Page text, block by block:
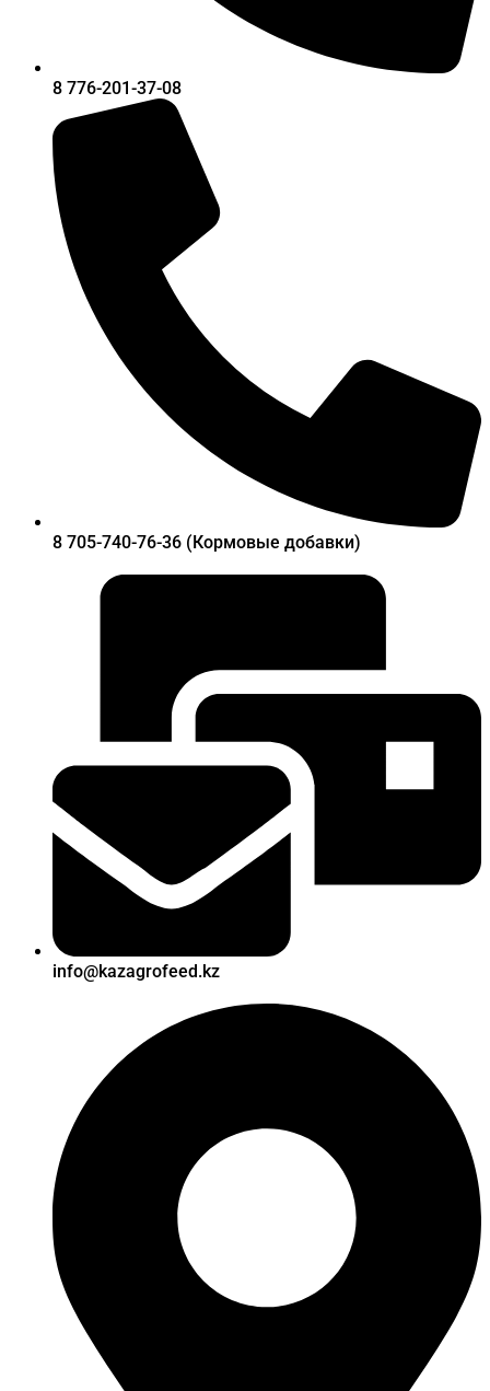
8 776-201-37-08
8 705-740-76-36 (Кормовые добавки)
info@kazagrofeed.kz